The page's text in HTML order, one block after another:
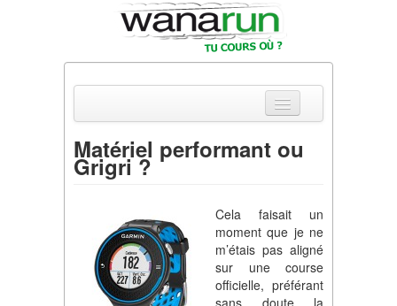
Actualités
Parcours & Courses
Outils & Réseaux
Matériel performant ou
Grigri ?
Cela faisait un
moment que je ne
m’étais pas aligné
sur une course
officielle, préférant
sans doute la